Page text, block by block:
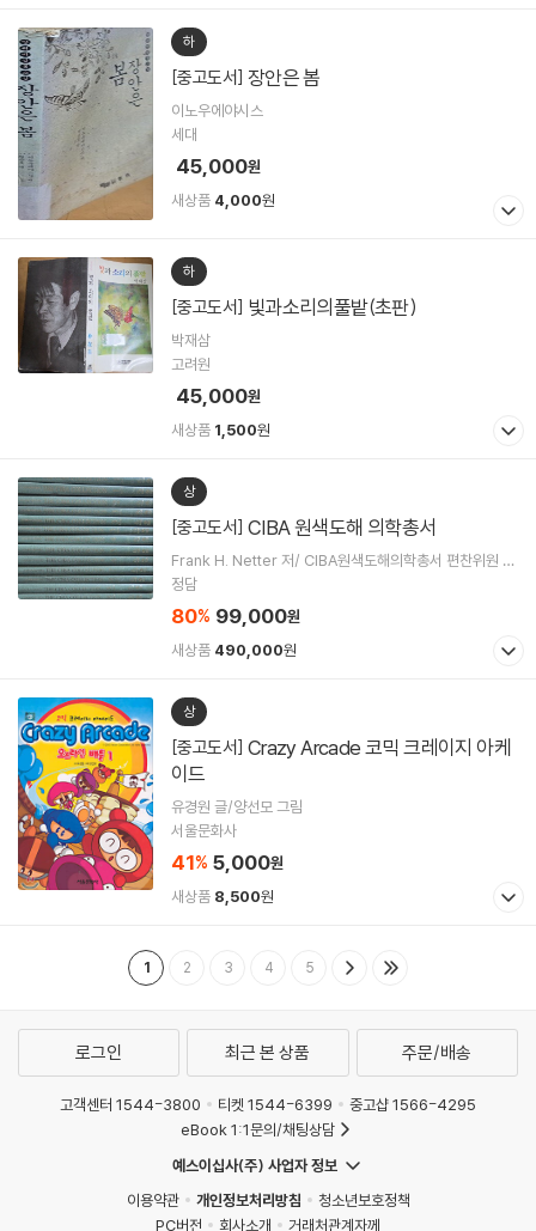
하
[중고도서] 장안은 봄
이노우에야시스
세대
45,000원
새상품 4,000원
하
[중고도서] 빛과소리의풀밭(초판)
박재삼
고려원
45,000원
새상품 1,500원
상
[중고도서] CIBA 원색도해 의학총서
Frank H. Netter 저/ CIBA원색도해의학총서 편찬위원 역
저
정담
80% 99,000원
새상품 490,000원
상
[중고도서]
이드
유경원 글/양선모 그림
서울문화사
41% 5,000원
새상품 8,500원
1 2 3 4 5
로그인 최근 본 상품 주문/배송
고객센터 1544-3800 티켓 1544-6399
중고샵 1566-4295
eBook 1:1문의/채팅상담
예스이십사(주) 사업자 정보
이용약관
개인정보처리방침
청소년보호정책
PC버전
회사소개 거래처관계자께